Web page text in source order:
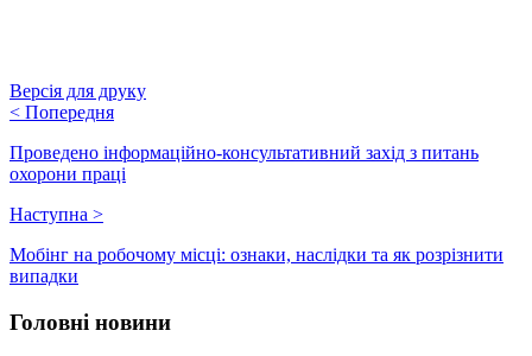
Версія для друку
< Попередня
Проведено інформаційно-консультативний захід з питань
охорони праці
Наступна >
Мобінг на робочому місці: ознаки, наслідки та як розрізнити
випадки
Головні новини